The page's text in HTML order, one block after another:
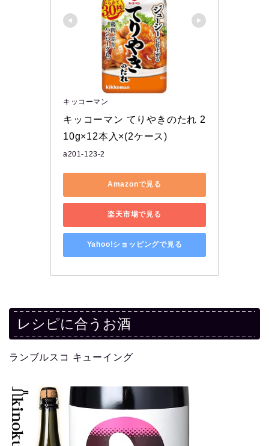
キッコーマン
キッコーマン てりやきのたれ 2
10g×12本入×(2ケース)
a201-123-2
Amazonで見る
楽天市場で見る
Yahoo!ショッピングで見る
レシピに合うお酒
ランブルスコ キューイング